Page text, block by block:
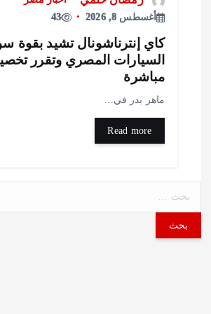
أغسطس 8, 2026
43
إنترناشونال تشيد بقوة سوق
المصري وتقرر تخصيص ادارة
بدر في…